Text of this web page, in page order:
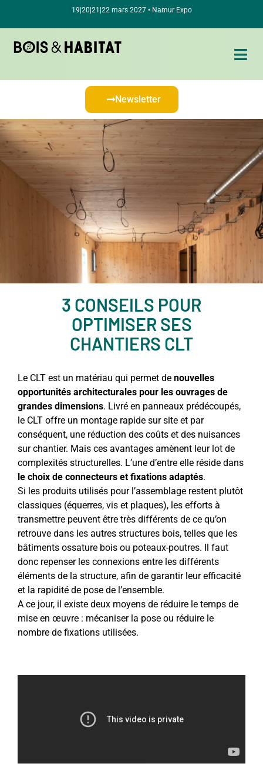
19|20|21|22 mars 2027 • Namur Expo
Newsletter
3 CONSEILS POUR
OPTIMISER SES
CHANTIERS CLT
Le CLT est un matériau qui permet de nouvelles
opportunités architecturales pour les ouvrages de
grandes dimensions. Livré en panneaux prédécoupés,
le CLT offre un montage rapide sur site et par
conséquent, une réduction des coûts et des nuisances
sur chantier. Mais ces avantages amènent leur lot de
complexités structurelles. L’une d’entre elle réside dans
le choix de connecteurs et fixations adaptés.
Si les produits utilisés pour l’assemblage restent plutôt
classiques (équerres, vis et plaques), les efforts à
transmettre peuvent être très différents de ce qu’on
retrouve dans les autres structures bois, telles que les
bâtiments ossature bois ou poteaux-poutres. Il faut
donc repenser les connexions entre les différents
éléments de la structure, afin de garantir leur efficacité
et la rapidité de pose de l’ensemble.
A ce jour, il existe deux moyens de réduire le temps de
mise en œuvre : mécaniser la pose ou réduire le
nombre de fixations utilisées.